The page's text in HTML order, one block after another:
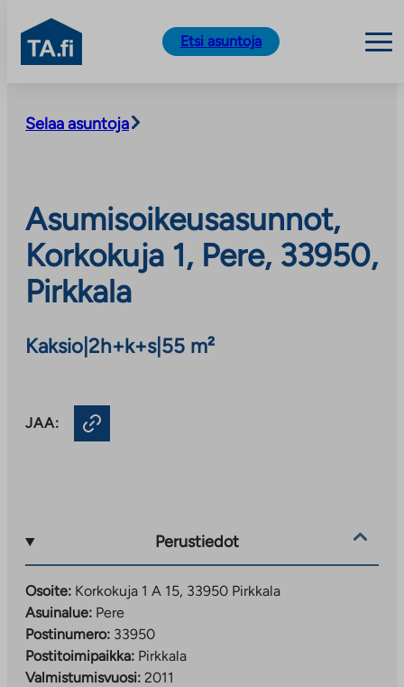
sisältöön
TA.fi
Etsi asuntoja
Selaa asuntoja
Asumisoikeusasunnot,
Korkokuja 1, Pere, 33950,
Pirkkala
Kaksio 2h+k+s| 55 m²
JAA:
Perustiedot
Osoite: Korkokuja 1 A 15, 33950 Pirkkala
Asuinalue: Pere
Postinumero: 33950
Postitoimipaikka: Pirkkala
Valmistumisvuosi: 2011